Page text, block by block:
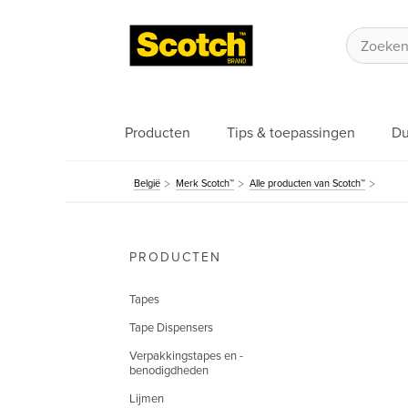
Producten Tips & toepassingen
België Merk Scotch™ Alle producten van Scotch™
PRODUCTEN
Tapes
Tape Dispensers
Verpakkingstapes en -
benodigdheden
Lijmen